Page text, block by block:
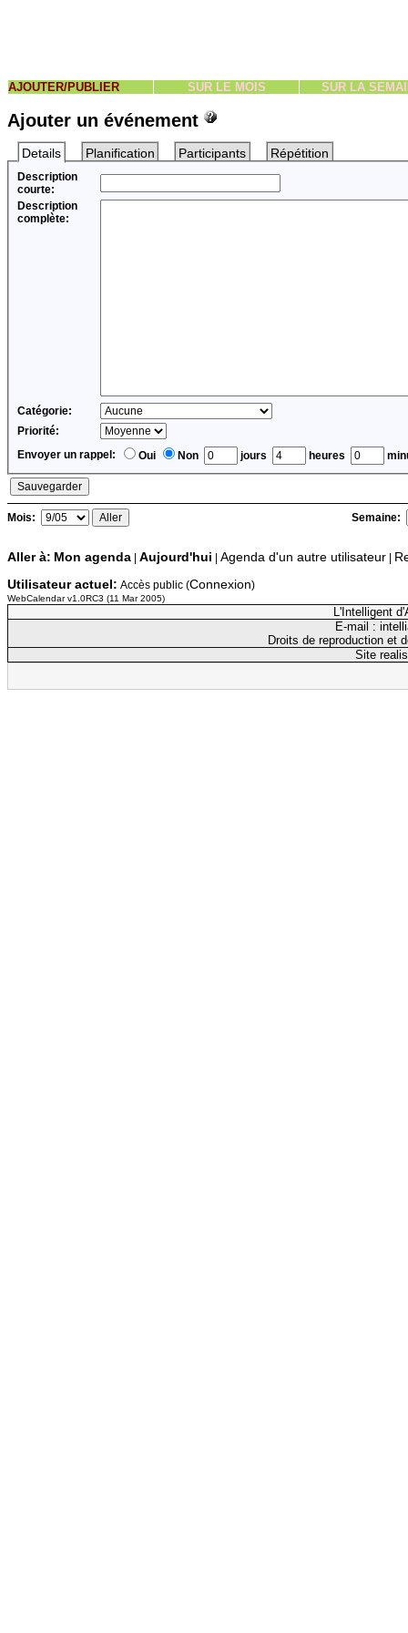
AJOUTER/PUBLIER SUR LE MOIS SUR LA
Ajouter un événement
Details Planification Participants Répétition
Description
courte:
Description
complète:
Catégorie:
Priorité:
Envoyer un rappel:
Oui Non jours heures
Mois: Semaine:
Aller à: Mon agenda Aujourd'hui Agenda d'un autre utilisateur
Utilisateur actuel: Accès public (Connexion)
WebCalendar v1.0RC3 (11 Mar 2005)
L'Intelligent
E-mail :
Droits de reproduction et
Site